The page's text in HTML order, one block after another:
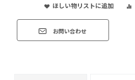
ほしい物リストに追加
お問い合わせ